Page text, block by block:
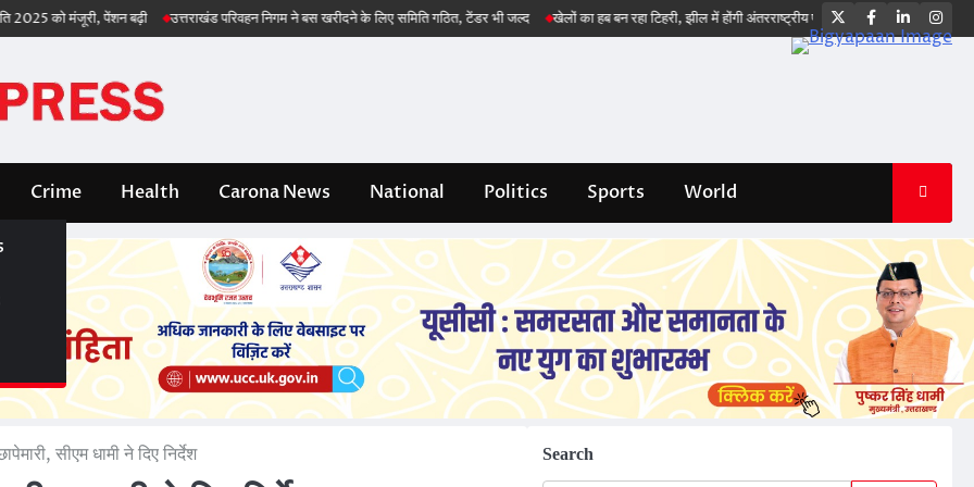
मंजूरी, पेंशन बढ़ी उत्तराखंड परिवहन निगम ने बस खरीदने के लिए समिति गठित, टेंडर भी जल्द खेलों का हब बन रहा टिहरी, झील में होंगी अंतरराष्ट्रीय प्रतियोगिताएं : सीएम धामी भारत का
Twitter
Facebook
LinkedIn
Crime Health Carona News National Politics Sports World
सीएम धामी ने दिए निर्देश Search